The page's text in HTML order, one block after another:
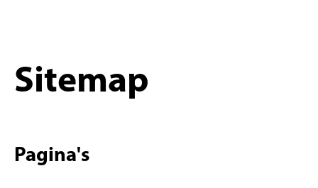
Sitemap
Pagina's